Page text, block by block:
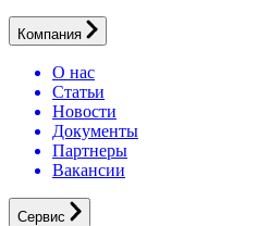
Компания
О нас
Статьи
Новости
Документы
Партнеры
Вакансии
Сервис